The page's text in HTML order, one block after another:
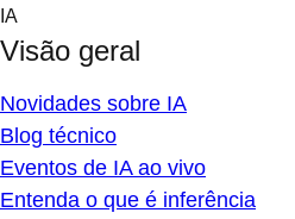
Skip
content
IA
Visão geral
Novidades sobre IA
Blog técnico
Eventos de IA ao vivo
Entenda o que é inferência